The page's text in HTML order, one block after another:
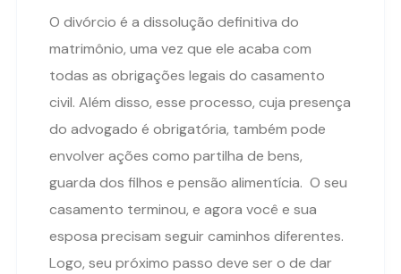
O divórcio é a dissolução definitiva do
matrimônio, uma vez que ele acaba com
todas as obrigações legais do casamento
civil. Além disso, esse processo, cuja presença
do advogado é obrigatória, também pode
envolver ações como partilha de bens,
guarda dos filhos e pensão alimentícia. O seu
casamento terminou, e agora você e sua
esposa precisam seguir caminhos diferentes.
Logo, seu próximo passo deve ser o de dar